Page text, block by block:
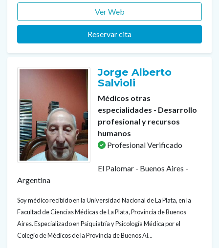
Ver Web
Reservar cita
Jorge Alberto
Salvioli
Médicos otras
especialidades - Desarrollo
profesional y recursos
humanos
Profesional Verificado
El Palomar - Buenos Aires -
Argentina
Soy médico recibido en la Universidad Nacional de La Plata, en la
Facultad de Ciencias Médicas de La Plata, Provincia de Buenos
Aires. Especializado en Psiquiatría y Psicología Médica por el
Colegio de Médicos de la Provincia de Buenos Ai...